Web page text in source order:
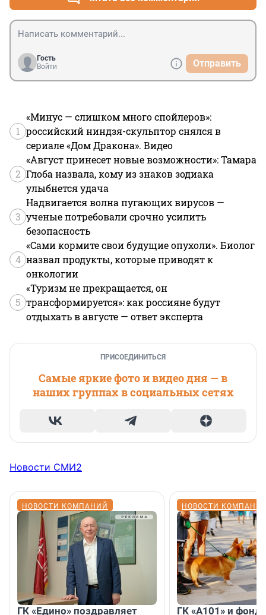
Гость
Войти
Отправить
1
«Минус — слишком много спойлеров»:
российский ниндзя-скульптор снялся в
сериале «Дом Дракона». Видео
2
«Август принесет новые возможности»: Тамара
Глоба назвала, кому из знаков зодиака
улыбнется удача
3
Надвигается волна пугающих вирусов —
ученые потребовали срочно усилить
безопасность
4
«Сами кормите свои будущие опухоли». Биолог
назвал продукты, которые приводят к
онкологии
5
«Туризм не прекращается, он
трансформируется»: как россияне будут
отдыхать в августе — ответ эксперта
ПРИСОЕДИНИТЬСЯ
Самые яркие фото и видео дня — в
наших группах в социальных сетях
Новости СМИ2
НОВОСТИ КОМПАНИЙ
ГК «Едино» поздравляет
НОВОСТИ
ГК «А101» и фонд